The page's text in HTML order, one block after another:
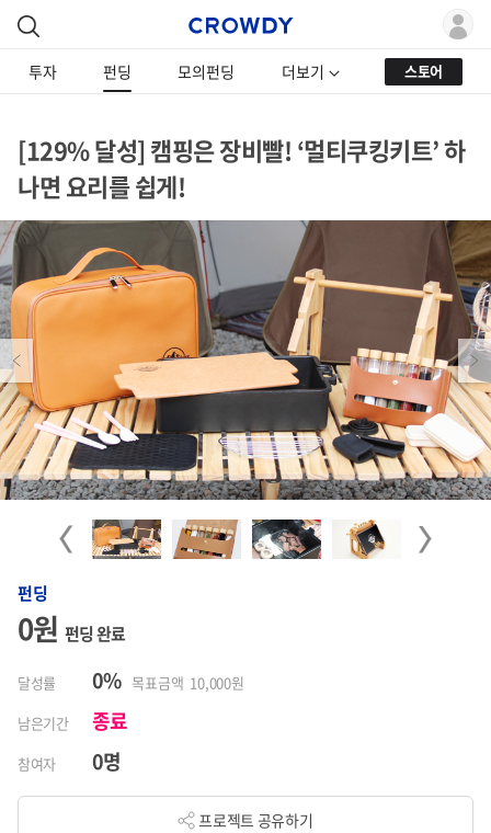
투자 펀딩 모의펀딩 더보기 스토어
[129% 달성] 캠핑은 장비빨! ‘멀티쿠킹키트’ 하
나면 요리를 쉽게!
Previous Next
Previous Next
펀딩
0원 펀딩 완료
달성률 0% 목표금액 10,000원
남은기간
종료
참여자 0명
프로젝트 공유하기